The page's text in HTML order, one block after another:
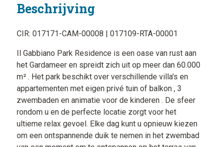
Beschrijving
CIR: 017171-CAM-00008 | 017109-RTA-00001
Il Gabbiano Park Residence is een oase van rust aan
het Gardameer en spreidt zich uit op meer dan 60.000
m² . Het park beschikt over verschillende villa's en
appartementen met eigen privé tuin of balkon , 3
zwembaden en animatie voor de kinderen . De sfeer
rondom u en de perfecte locatie zorgt voor het
ultieme relax gevoel. Elke dag kunt u opnieuw kiezen
om een ontspannende duik te nemen in het zwembad